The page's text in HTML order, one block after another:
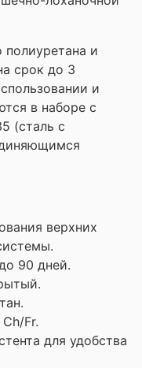
полиуретана и
срок до 3
и
в наборе с
(сталь с
верхних
90 дней.
Fr.
для удобства